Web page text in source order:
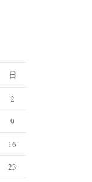
日
2
9
16
23